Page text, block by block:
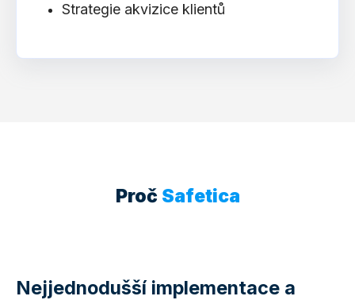
Strategie akvizice klientů
Proč Safetica
Nejjednodušší implementace a